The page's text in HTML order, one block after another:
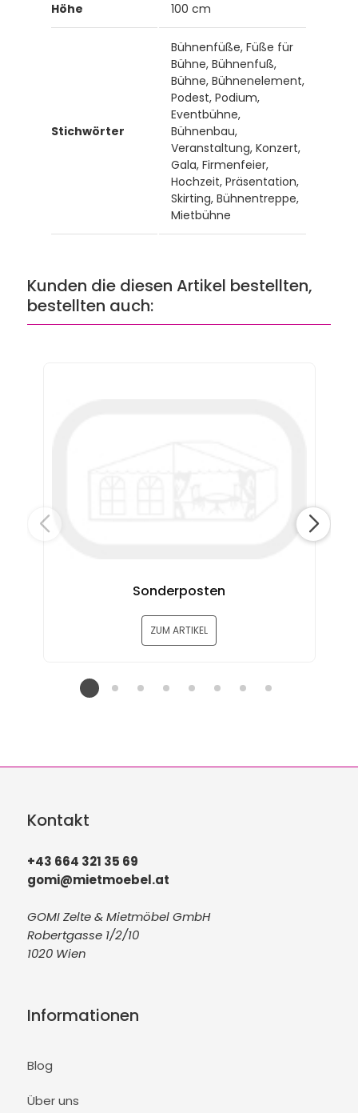
Höhe 100 cm
Stichwörter
Bühnenfüße, Füße für
Bühne, Bühnenfuß,
Bühne, Bühnenelement,
Podest, Podium,
Eventbühne,
Bühnenbau,
Veranstaltung, Konzert,
Gala, Firmenfeier,
Hochzeit, Präsentation,
Skirting, Bühnentreppe,
Mietbühne
Kunden die diesen Artikel bestellten,
bestellten auch:
Sonderposten
ZUM ARTIKEL
Kontakt
+43 664 321 35 69
gomi@mietmoebel.at
GOMI Zelte & Mietmöbel GmbH
Robertgasse 1/2/10
1020 Wien
Informationen
Blog
Über uns